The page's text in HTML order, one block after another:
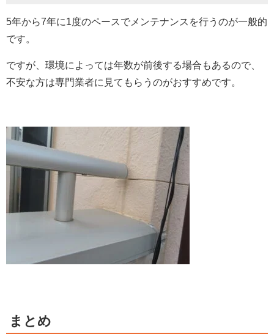
5年から7年に1度のペースでメンテナンスを行うのが一般的
です。
ですが、環境によっては年数が前後する場合もあるので、
不安な方は専門業者に見てもらうのがおすすめです。
まとめ